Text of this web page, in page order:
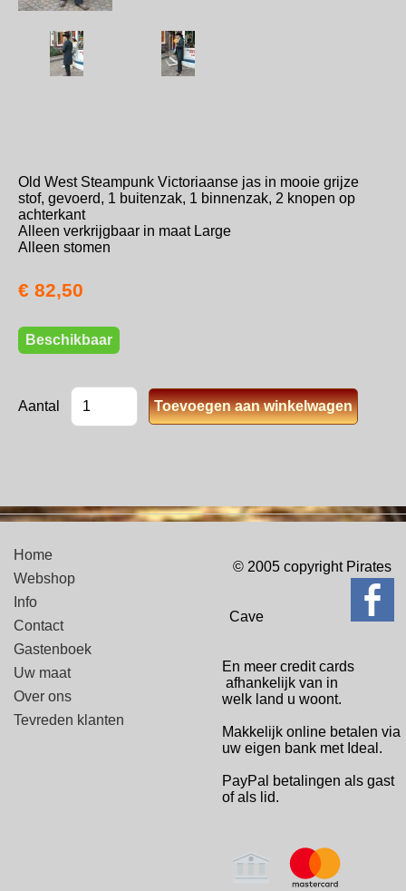
Old West Steampunk Victoriaanse jas in mooie grijze
stof, gevoerd, 1 buitenzak, 1 binnenzak, 2 knopen op
achterkant
Alleen verkrijgbaar in maat Large
Alleen stomen
€ 82,50
Beschikbaar
Aantal
Home
Webshop
Info
Contact
Gastenboek
Uw maat
Over ons
Tevreden klanten
© 2005 copyright Pirates
Cave
En meer credit cards
afhankelijk van in
welk land u woont.
Makkelijk online betalen via
uw eigen bank met Ideal.
PayPal betalingen als gast
of als lid.